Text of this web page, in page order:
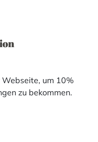
Webseite, um 10%
zu bekommen.